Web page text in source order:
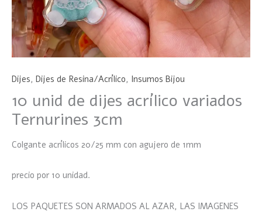
Dijes, Dijes de Resina/Acrílico, Insumos Bijou
10 unid de dijes acrílico variados
Ternurines 3cm
Colgante acrílicos 20/25 mm con agujero de 1mm
precio por 10 unidad.
LOS PAQUETES SON ARMADOS AL AZAR, LAS IMAGENES